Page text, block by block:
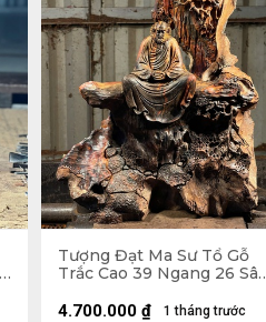
Tượng Đạt Ma Sư Tổ Gỗ
Trắc Cao 39 Ngang 26 Sâu
1 tháng trước
4.700.000 ₫